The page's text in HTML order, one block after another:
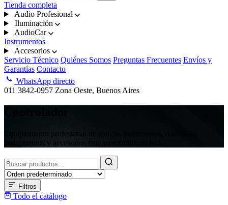
Tienda completa
Audio Profesional
Iluminación
AudioCar
Instrumentos
Accesorios
Servicio Técnico Quiénes Somos Preguntas Frecuentes Envíos y
Garantías Contacto
WhatsApp directo
011 3842-0957 Zona Oeste, Buenos Aires
Equipamiento profesional de sonido, iluminación, AudioCar,
instrumentos y accesorios con asesoramiento real.
Buscar
productos
Filtros
Todo el catálogo